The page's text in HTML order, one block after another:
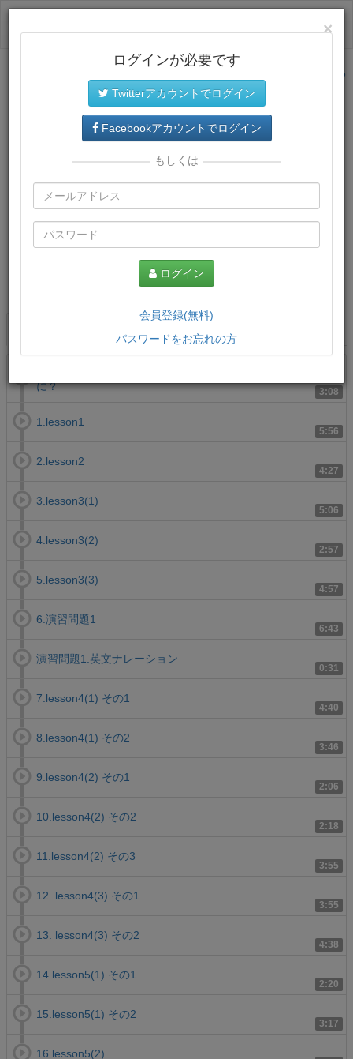
サイトトップに戻る
3:08
に？
5:56
1.lesson1
4:27
2.lesson2
5:06
3.lesson3(1)
2:57
4.lesson3(2)
4:57
5.lesson3(3)
6:43
6.演習問題1
0:31
演習問題1.英文ナレーション
4:40
7.lesson4(1) その1
3:46
8.lesson4(1) その2
2:06
9.lesson4(2) その1
2:18
10.lesson4(2) その2
3:55
11.lesson4(2) その3
3:55
12. lesson4(3) その1
4:38
13. lesson4(3) その2
2:20
14.lesson5(1) その1
3:17
15.lesson5(1) その2
16.lesson5(2)
×
ログインが必要です
Twitterアカウントでログイン
Facebookアカウントでログイン
もしくは
ログイン
会員登録(無料)
パスワードをお忘れの方